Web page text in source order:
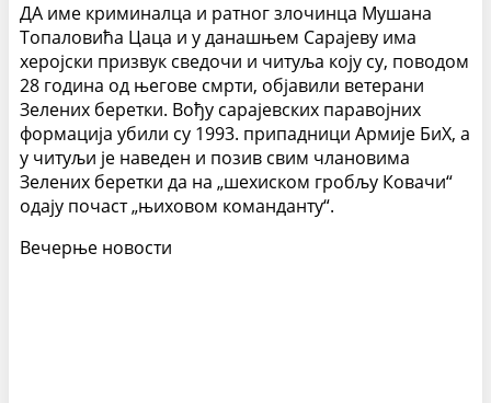
ДА име криминалца и ратног злочинца Мушана
Топаловића Цаца и у данашњем Сарајеву има
херојски призвук сведочи и читуља коју су, поводом
28 година од његове смрти, објавили ветерани
Зелених беретки. Вођу сарајевских паравојних
формација убили су 1993. припадници Армије БиХ, а
у читуљи је наведен и позив свим члановима
Зелених беретки да на „шехиском гробљу Ковачи“
одају почаст „њиховом команданту“.
Вечерње новости